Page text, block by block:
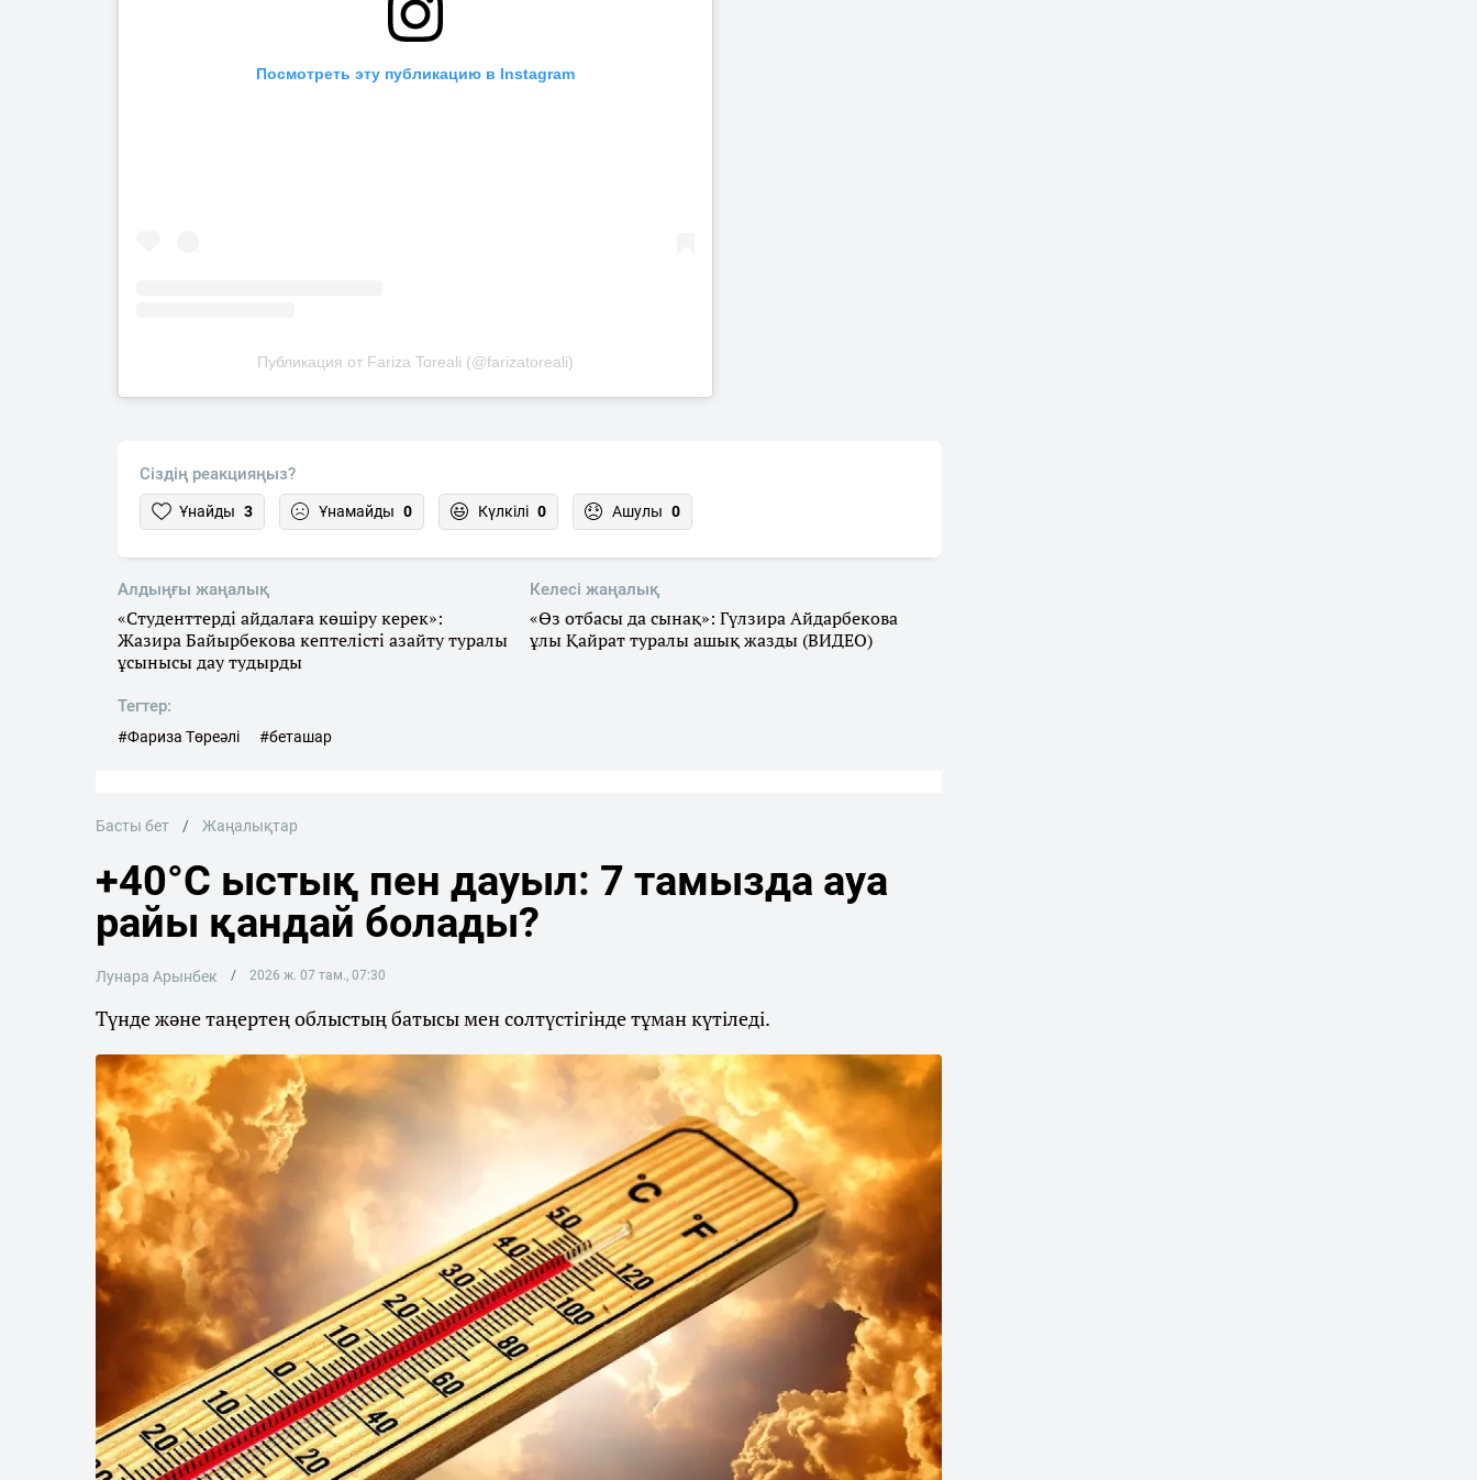
Посмотреть эту публикацию в Instagram
Публикация от Fariza Toreali (@farizatoreali)
Сіздің реакцияңыз?
Ұнайды 3 Ұнамайды 0 Күлкілі 0 Ашулы 0
Алдыңғы жаңалық
«Студенттерді айдалаға көшіру керек»:
Жазира Байырбекова кептелісті азайту туралы
ұсынысы дау тудырды
Келесі жаңалық
«Өз отбасы да сынақ»: Гүлзира Айдарбекова
ұлы Қайрат туралы ашық жазды (ВИДЕО)
Тегтер:
#Фариза Төреәлі #беташар
Басты бет Жаңалықтар
+40°C ыстық пен дауыл: 7 тамызда ауа
райы қандай болады?
Лунара Арынбек 2026 ж. 07 там., 07:30
Түнде және таңертең облыстың батысы мен солтүстігінде тұман күтіледі.